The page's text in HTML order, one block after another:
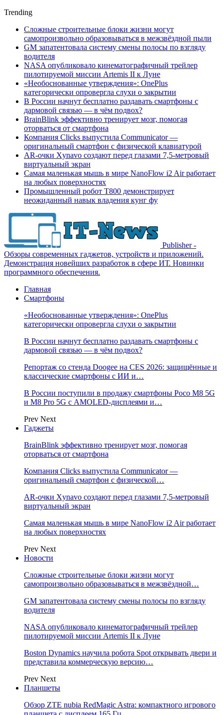
Trending
Сложные строительные блоки жизни могут
самопроизвольно образовываться в межзвёздной пыли
GM запатентовала систему смены полосы по взгляду
водителя
NASA опубликовало кинематографичный трейлер
пилотируемой миссии Artemis II к Луне
«Необоснованные утверждения»: OnePlus
категорически опровергла слухи о закрытии
В России начнут бесплатно раздавать смартфоны с
дармовой связью — в чём подвох?
BrainBlink эффективно тренирует мозг, помогая
оторваться от смартфона
Компания Clicks выпустила Communicator —
оригинальный смартфон с физической клавиатурой
AR-очки Xynavo создают перед глазами 7,5-метровый
виртуальный экран
Самая маленькая мышь в мире NanoFlow i2 Air работает
на любых поверхностях
Промышленный робот Т800 демонстрирует
неожиданный навык владения кунг фу
Publisher -
Обзоры современных гаджетов, устройств и приложений.
Демонстрация новейших разработок в сфере ИТ. Новинки
программного обеспечения.
Главная
Смартфоны
«Необоснованные утверждения»: OnePlus
категорически опровергла слухи о закрытии
В России начнут бесплатно раздавать смартфоны с
дармовой связью — в чём подвох?
Репортаж со стенда Doogee на CES 2026: защищённые и
классические смартфоны с ИИ и…
В России поступили в продажу смартфоны Poco M8 5G
и M8 Pro 5G с AMOLED-дисплеями и…
Prev Next
Гаджеты
BrainBlink эффективно тренирует мозг, помогая
оторваться от смартфона
Компания Clicks выпустила Communicator —
оригинальный смартфон с физической…
AR-очки Xynavo создают перед глазами 7,5-метровый
виртуальный экран
Самая маленькая мышь в мире NanoFlow i2 Air работает
на любых поверхностях
Prev Next
Новости
Сложные строительные блоки жизни могут
самопроизвольно образовываться в межзвёздной…
GM запатентовала систему смены полосы по взгляду
водителя
NASA опубликовало кинематографичный трейлер
пилотируемой миссии Artemis II к Луне
Boston Dynamics научила робота Spot открывать двери и
представила коммерческую версию…
Prev Next
Планшеты
Обзор ZTE nubia RedMagic Astra: компактного игрового